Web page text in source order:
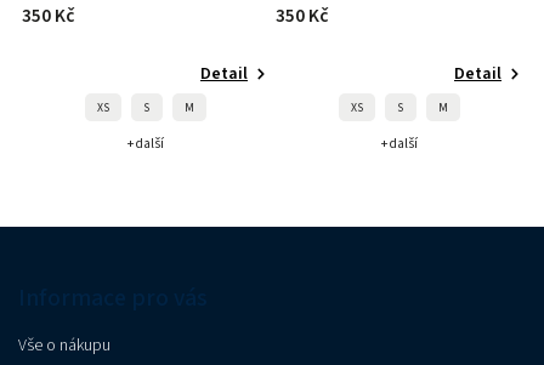
350 Kč
Detail
XS S M
+ další
350 Kč
Detail
XS S M
+ další
Vše o nákupu